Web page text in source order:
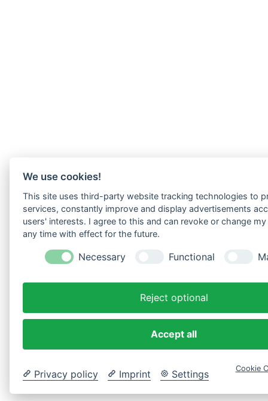
We use cookies!
This site uses third-party website tracking technologies to
services, constantly improve and display advertisements
users' interests. I agree to this and can revoke or change
any time with effect for the future.
Necessary Functional
Reject optional
Accept all
Privacy policy Imprint Settings Cookie